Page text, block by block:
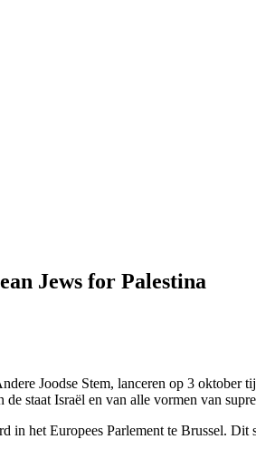
Jews for Palestina
Joodse Stem, lanceren op 3
staat Israël en van alle vormen van
in het Europees Parlement te Brussel.